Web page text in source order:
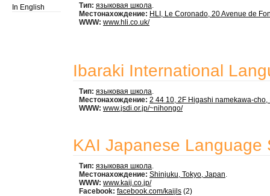
In English Тип: языковая школа.
Местонахождение: HLI, Le Coronado, 20 Avenue de
WWW: www.hli.co.uk/
Ibaraki International
Тип: языковая школа.
Местонахождение: 2 44 10, 2F Higashi namekawa-
WWW: www.jsdi.or.jp/~nihongo/
KAI Japanese Language
Тип: языковая школа.
Местонахождение: Shinjuku, Tokyo, Japan.
WWW: www.kaij.co.jp/
Facebook: facebook.com/kaijls (2)